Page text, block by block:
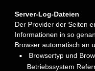
Server-Log-Dateien
Der Provider der Seiten
Informationen in so
Browser automatisch an
Browsertyp und
Betriebssystem